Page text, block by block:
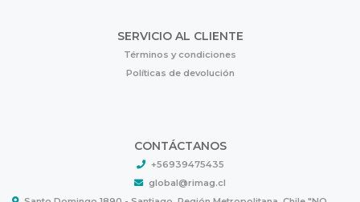
SERVICIO AL CLIENTE
Términos y condiciones
Políticas de devolución
CONTÁCTANOS
+56939475435
global@rimag.cl